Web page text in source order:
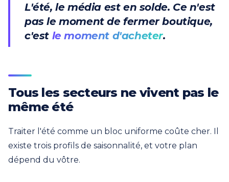
L'été, le média est en solde. Ce n'est
pas le moment de fermer boutique,
c'est le moment d'acheter.
Tous les secteurs ne vivent pas le
même été
Traiter l'été comme un bloc uniforme coûte cher. Il
existe trois profils de saisonnalité, et votre plan
dépend du vôtre.